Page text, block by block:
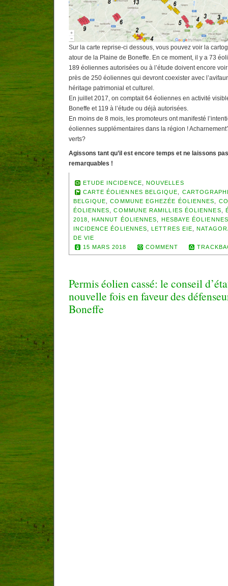
Sur la carte reprise-ci dessous, vous pouvez voir la
atour de la Plaine de Boneffe. En ce moment, il y a 73
189 éoliennes autorisées ou à l’étude doivent encore
près de 250 éoliennes qui devront coexister avec
héritage patrimonial et culturel.
En juillet 2017, on comptait 64 éoliennes en activité
Boneffe et 119 à l’étude ou déjà autorisées.
En moins de 8 mois, les promoteurs ont manifesté
éoliennes supplémentaires dans la région !
verts?
Agissons tant qu’il est encore temps et ne laissons
remarquables !
ETUDE INCIDENCE
NOUVELLES
CARTE ÉOLIENNES BELGIQUE
BELGIQUE ,COMMUNE EGHEZÉE ÉOLIENNES
ÉOLIENNES
,COMMUNE RAMILLIES ÉOLIENNES
2018 ,HANNUT ÉOLIENNES
HESBAYE ÉOLIENNES
INCIDENCE ÉOLIENNES ,LETTRES EIE ,
DE VIE
15 MARS 2018
COMMENT
Permis éolien cassé: le conseil
nouvelle fois en faveur des
Boneffe